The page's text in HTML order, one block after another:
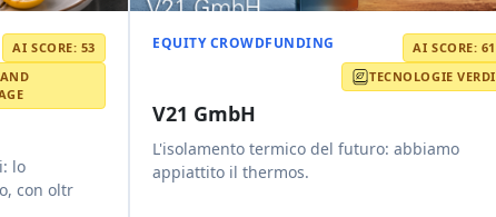
AI SCORE: 53
lo
con oltr
EQUITY CROWDFUNDING
AI SCORE: 61
TECNOLOGIE VERDI
V21 GmbH
L'isolamento termico del futuro: abbiamo
appiattito il thermos.